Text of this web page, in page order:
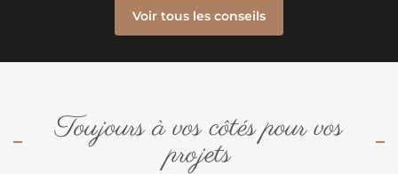
Voir tous les conseils
Toujours à vos côtés pour vos
projets